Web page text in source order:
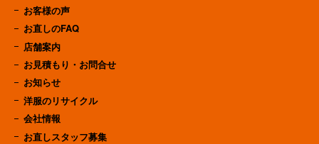
お客様の声
お直しのFAQ
店舗案内
お見積もり・お問合せ
お知らせ
洋服のリサイクル
会社情報
お直しスタッフ募集